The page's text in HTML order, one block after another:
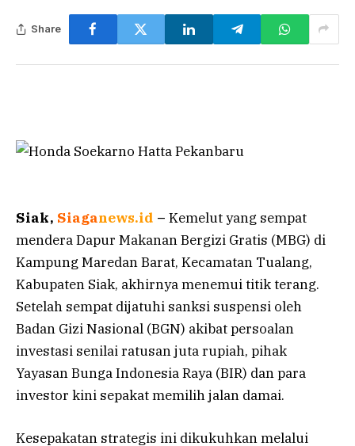
Share
Siak, Siaganews.id – Kemelut yang sempat
mendera Dapur Makanan Bergizi Gratis (MBG) di
Kampung Maredan Barat, Kecamatan Tualang,
Kabupaten Siak, akhirnya menemui titik terang.
Setelah sempat dijatuhi sanksi suspensi oleh
Badan Gizi Nasional (BGN) akibat persoalan
investasi senilai ratusan juta rupiah, pihak
Yayasan Bunga Indonesia Raya (BIR) dan para
investor kini sepakat memilih jalan damai.
Kesepakatan strategis ini dikukuhkan melalui